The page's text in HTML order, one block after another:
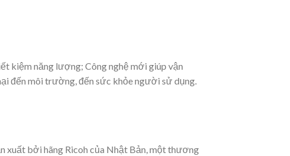
kiệm năng lượng; Công nghệ mới giúp vận
đến môi trường, đến sức khỏe người sử dụng.
xuất bởi hãng Ricoh của Nhật Bản, một thương